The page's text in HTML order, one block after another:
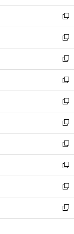
開
く
ウ
ィ
ン
ド
ウ
で
開
く
し
い
ウ
ィ
ン
ド
ウ
で
開
く
新
し
い
ウ
ィ
ン
ド
ウ
で
開
く
新
し
い
ウ
ィ
ン
ド
ウ
で
開
く
新
し
い
ウ
ィ
ン
ド
ウ
で
開
く
新
し
い
ウ
ィ
ン
ド
ウ
で
開
く
新
し
い
ウ
ィ
ン
ド
ウ
で
開
く
新
し
い
ウ
ィ
ン
ド
ウ
で
開
新
し
い
ウ
ィ
ン
ド
ウ
新
し
い
ウ
ィ
ン
新
し
い
ウ
新
し